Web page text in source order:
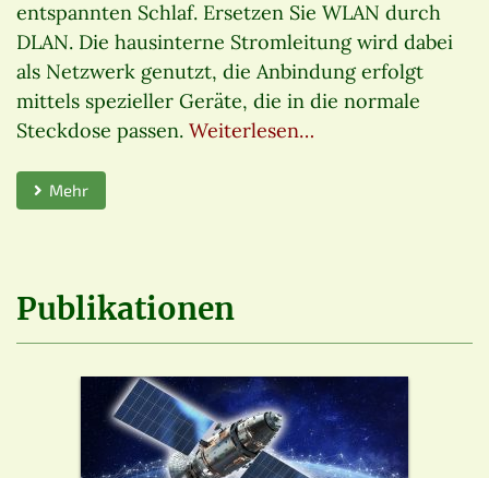
entspannten Schlaf. Ersetzen Sie WLAN durch
DLAN. Die hausinterne Stromleitung wird dabei
als Netzwerk genutzt, die Anbindung erfolgt
mittels spezieller Geräte, die in die normale
Steckdose passen. Weiterlesen…
Mehr
Publikationen